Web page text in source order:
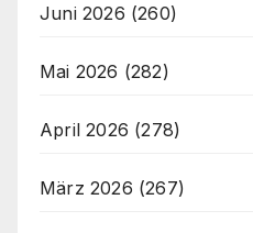
Juni 2026 (260)
Mai 2026 (282)
April 2026 (278)
März 2026 (267)